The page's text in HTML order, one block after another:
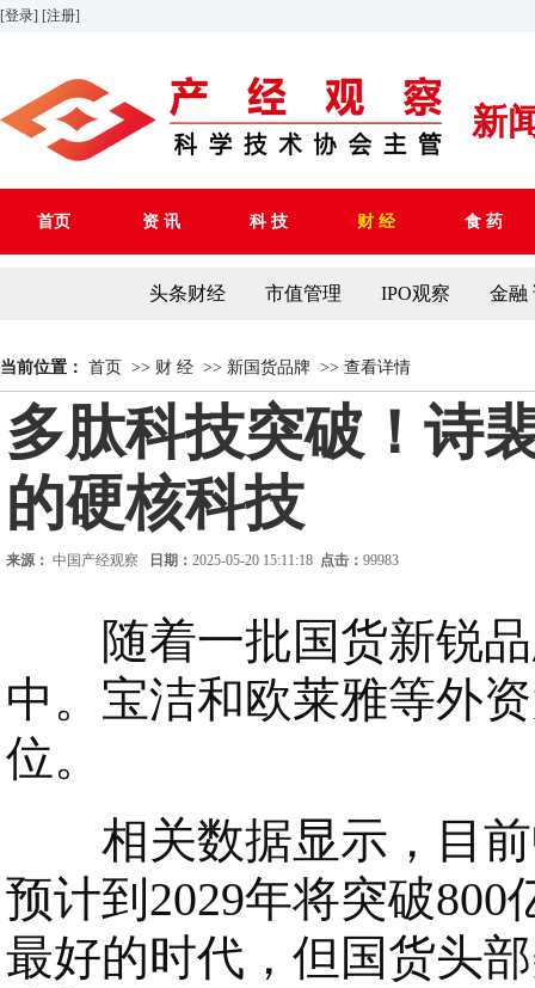
[登录] [注册]
新
首页 资 讯 科 技 财 经 食 药
头条财经 市值管理 IPO观察 金融
当前位置： 首页 >> 财 经 >> 新国货品牌 >> 查看详情
多肽科技突破！诗
的硬核科技
来源： 中国产经观察 日期： 2025-05-20 15:11:18 点击： 99983
随着一批国货新锐品
中。宝洁和欧莱雅等外
位。
相关数据显示，目前
预计到2029年将突破
最好的时代，但国货头